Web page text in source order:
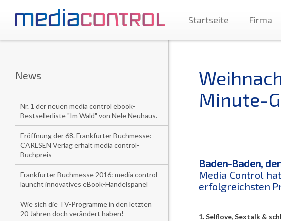
Startseite Firma
News
Nr. 1 der neuen media control ebook-
Bestsellerliste "Im Wald" von Nele Neuhaus.
Eröffnung der 68. Frankfurter Buchmesse:
CARLSEN Verlag erhält media control-
Buchpreis
Frankfurter Buchmesse 2016: media control
launcht innovatives eBook-Handelspanel
Wie sich die TV-Programme in den letzten
20 Jahren doch verändert haben!
Minute-
Baden-Baden,
Media Control
erfolgreichsten
1. Selflove, Sextalk &